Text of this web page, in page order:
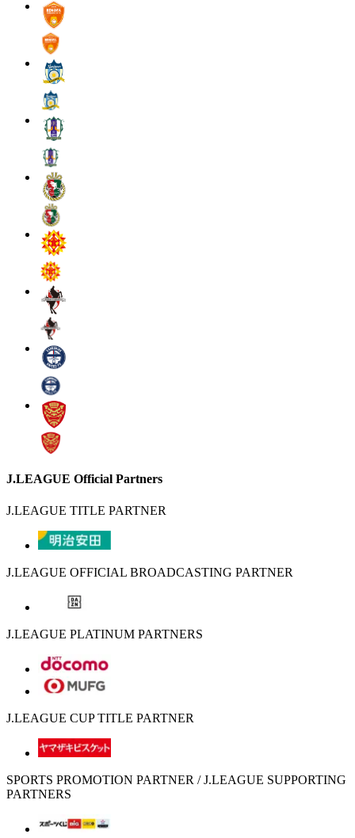
J.LEAGUE Official Partners
J.LEAGUE TITLE PARTNER
J.LEAGUE OFFICIAL BROADCASTING PARTNER
J.LEAGUE PLATINUM PARTNERS
J.LEAGUE CUP TITLE PARTNER
SPORTS PROMOTION PARTNER / J.LEAGUE SUPPORTING
PARTNERS